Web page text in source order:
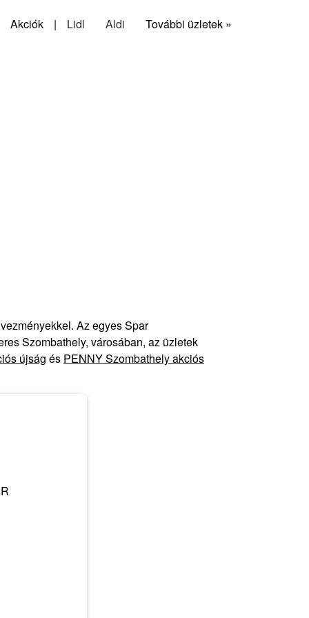
Akciók | Lidl Aldi További üzletek »
Az egyes Spar
Szombathely, városában, az üzletek
újság és PENNY Szombathely akciós